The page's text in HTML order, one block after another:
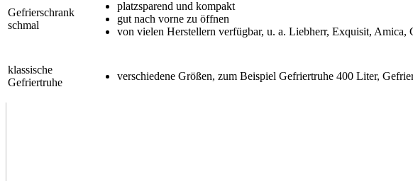
Gefrierschrank
schmal
platzsparend und kompakt
gut nach vorne zu öffnen
von vielen Herstellern verfügbar, u. a. Liebherr, Exquisit, Amica,
klassische
Gefriertruhe
verschiedene Größen, zum Beispiel Gefriertruhe 400 Liter,